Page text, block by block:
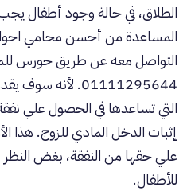
الطلاق، في حالة وجود أطفال
المساعدة من أحسن محامي
التواصل معه عن طريق حورس
01111295644.
التي تساعدها في الحصول علي
إثبات الدخل المادي للزوج. هذا
علي حقها من النفقة، بغض النظر
للأطفال.